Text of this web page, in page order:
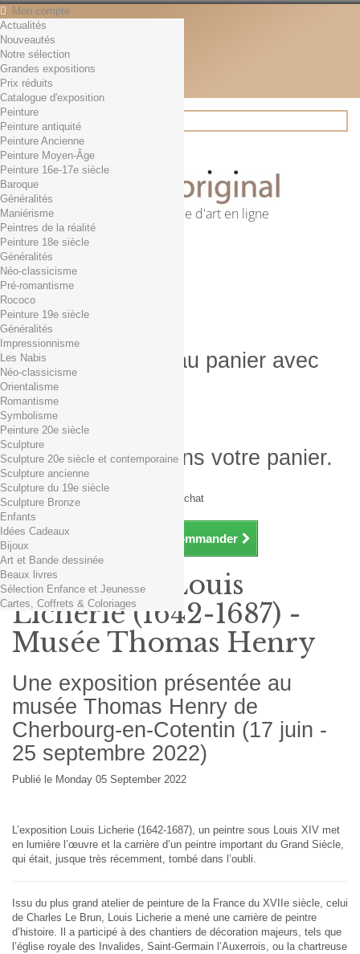
Mon compte
Contact
Français
English
Français
Actualités
Rechercher
Première librairie d'art en ligne
Panier (vide)
Aucun produit
0,01€ dès 29€ d'achat
0,00 € Total
Commander
Produit ajouté au panier avec
succès
Quantité
Total
Il y a 1 produit dans votre panier.
Total produits TTC
Frais de port TTC
0,01€ dès 29€ d'achat
Total TTC
Continuer mes achats Commander
Actualités
Nouveautés
Notre sélection
Grandes expositions
Prix réduits
Catalogue d'exposition
Peinture
Peinture antiquité
Peinture Ancienne
Peinture Moyen-Âge
Peinture 16e-17e siècle
Baroque
Généralités
Maniérisme
Peintres de la réalité
Peinture 18e siècle
Généralités
Néo-classicisme
Pré-romantisme
Rococo
Peinture 19e siècle
Généralités
Impressionnisme
Les Nabis
Néo-classicisme
Orientalisme
Romantisme
Symbolisme
Peinture 20e siècle
Sculpture
Sculpture 20e siècle et contemporaine
Sculpture ancienne
Sculpture du 19e siècle
Sculpture Bronze
Enfants
Idées Cadeaux
Bijoux
Art et Bande dessinée
Beaux livres
Sélection Enfance et Jeunesse
Cartes, Coffrets & Coloriages
Exposition Louis
Licherie (1642-1687) -
Musée Thomas Henry
Une exposition présentée au
musée Thomas Henry de
Cherbourg-en-Cotentin (17 juin -
25 septembre 2022)
Publié le Monday 05 September 2022
L’exposition Louis Licherie (1642-1687), un peintre sous Louis XIV met
en lumière l’œuvre et la carrière d’un peintre important du Grand Siècle,
qui était, jusque très récemment, tombé dans l’oubli.
Issu du plus grand atelier de peinture de la France du XVIIe siècle, celui
de Charles Le Brun, Louis Licherie a mené une carrière de peintre
d’histoire. Il a participé à des chantiers de décoration majeurs, tels que
l’église royale des Invalides, Saint-Germain l’Auxerrois, ou la chartreuse